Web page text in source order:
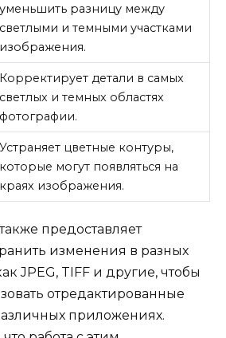
уменьшить разницу между
светлыми и темными участками
изображения.
Корректирует детали в самых
светлых и темных областях
фотографии.
Устраняет цветные контуры,
которые могут появляться на
краях изображения.
предоставляет
изменения в разных
JPEG, TIFF и другие, чтобы
отредактированные
приложениях.